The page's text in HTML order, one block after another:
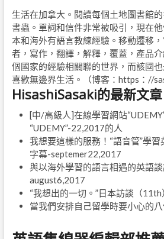
生活在加拿大。閱讀每個土地圖書館
書蟲。單詞和信件非常被吸引，現在
本和海外有語言教練經驗。移動遷移
者，寫作，翻譯，解釋，覆蓋，產品
個國家的經驗相關聯的世界，而該國
喜歡無邊界生活。（博客：https：//
HisashiSasaki的最新文章
[中/高級人]在線學習網站
“UDEMY”-22,2017的人
我想要這樣的服務！“語音管”學
字幕-septemer22,2017
與以海外學習的語言相遇的英語
august6,2017
“我想出的一切。”日本訪談（11th
當我們安排自己留學時要小心的